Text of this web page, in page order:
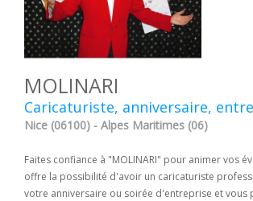
MOLINARI
Caricaturiste, anniversaire,
Nice (06100) - Alpes Maritimes (06)
Faites confiance à "MOLINARI" pour animer vos
offre la possibilité d'avoir un caricaturiste
votre anniversaire ou soirée d'entreprise et vous